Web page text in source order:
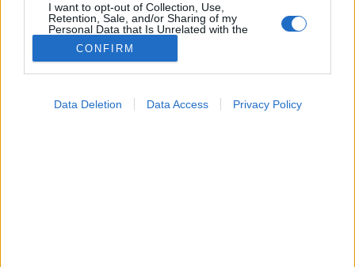
I want to opt-out of Collection, Use,
Retention, Sale, and/or Sharing of my
Personal Data that Is Unrelated with the
Purposes for which it was collected.
Opted Out
CONFIRM
Data Deletion Data Access Privacy Policy
2026. április 26. 16:34
Küldés Küldés Messengeren